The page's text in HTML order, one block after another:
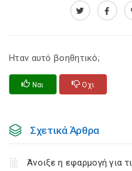
Ηταν αυτό βοηθητικό;
Ναι Οχι
Σχετικά Άρθρα
Άνοιξε η εφαρμογή για